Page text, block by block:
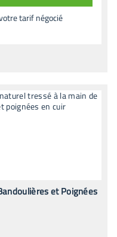
tarif négocié
et Poignées